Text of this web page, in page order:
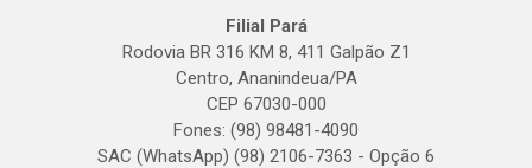
Filial Pará
Rodovia BR 316 KM 8, 411 Galpão Z1
Centro, Ananindeua/PA
CEP 67030-000
Fones: (98) 98481-4090
SAC (WhatsApp) (98) 2106-7363 - Opção 6